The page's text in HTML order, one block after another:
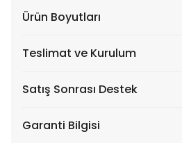
Ürün Boyutları
Teslimat ve Kurulum
Satış Sonrası Destek
Garanti Bilgisi